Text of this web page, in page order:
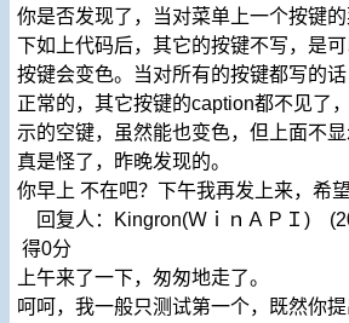
你是否发现了，当对菜单上一个按键
下如上代码后，其它的按键不写，是
按键会变色。当对所有的按键都写的
正常的，其它按键的caption都不见了
示的空键，虽然能也变色，但上面不显
真是怪了，昨晚发现的。
你早上 不在吧？下午我再发上来，希
回复人：Kingron(ＷｉｎＡＰＩ)
得0分
上午来了一下，匆匆地走了。
呵呵，我一般只测试第一个，既然你